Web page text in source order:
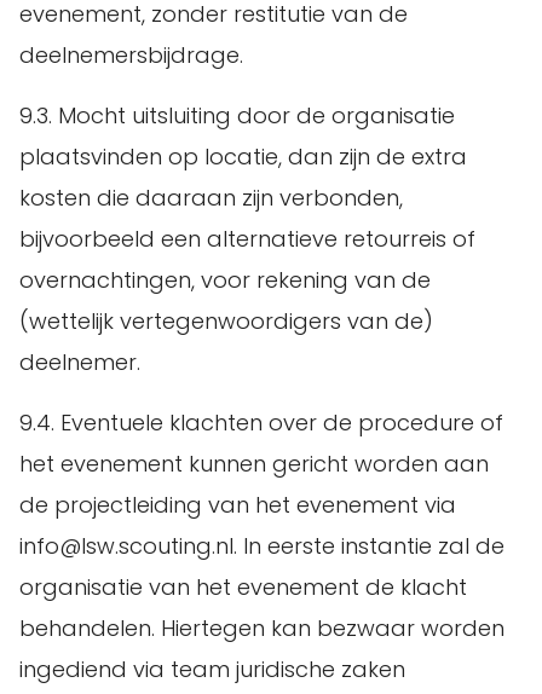
evenement, zonder restitutie van de
deelnemersbijdrage.
9.3. Mocht uitsluiting door de organisatie
plaatsvinden op locatie, dan zijn de extra
kosten die daaraan zijn verbonden,
bijvoorbeeld een alternatieve retourreis of
overnachtingen, voor rekening van de
(wettelijk vertegenwoordigers van de)
deelnemer.
9.4. Eventuele klachten over de procedure of
het evenement kunnen gericht worden aan
de projectleiding van het evenement via
info@lsw.scouting.nl. In eerste instantie zal de
organisatie van het evenement de klacht
behandelen. Hiertegen kan bezwaar worden
ingediend via team juridische zaken